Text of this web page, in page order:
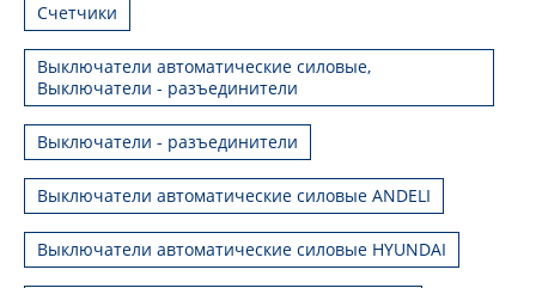
Счетчики
Выключатели автоматические силовые,
Выключатели - разъединители
Выключатели - разъединители
Выключатели автоматические силовые ANDELI
Выключатели автоматические силовые HYUNDAI